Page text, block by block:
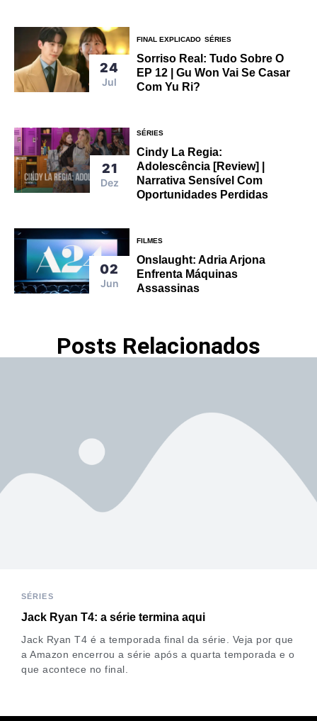
24
Jul
FINAL EXPLICADO SÉRIES
Sorriso Real: Tudo Sobre O
EP 12 | Gu Won Vai Se Casar
Com Yu Ri?
21
Dez
SÉRIES
Cindy La Regia:
Adolescência [Review] |
Narrativa Sensível Com
Oportunidades Perdidas
02
Jun
FILMES
Onslaught: Adria Arjona
Enfrenta Máquinas
Assassinas
Posts Relacionados
SÉRIES
Jack Ryan T4: a série termina aqui
Jack Ryan T4 é a temporada final da série. Veja por que
a Amazon encerrou a série após a quarta temporada e o
que acontece no final.